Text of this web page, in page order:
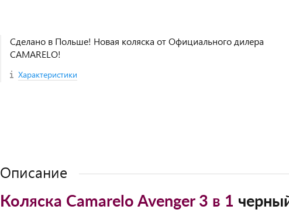
Сделано в Польше! Новая коляска от Официального дилера
CAMARELO!
Характеристики
Описание
Коляска Camarelo Avenger 3 в 1